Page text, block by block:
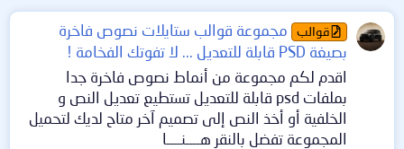
قوالب
مجموعة قوالب ستايلات نصوص فاخرة
بصيغة PSD قابلة للتعديل ... لا تفوتك الفخامة !
اقدم لكم مجموعة من أنماط نصوص فاخرة جدا
بملفات psd قابلة للتعديل تستطيع تعديل النص و
الخلفية أو أخذ النص إلى تصميم آخر متاح لديك لتحميل
المجموعة تفضل بالنقر هــــنــــا